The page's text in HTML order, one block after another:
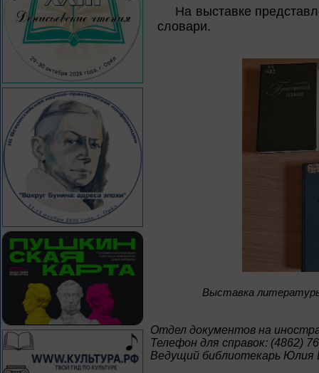
На выставке
словари.
Bыставка литературы
Отдел документов на
Телефон для справок: (4862)
Ведущий библиотекарь Юлия